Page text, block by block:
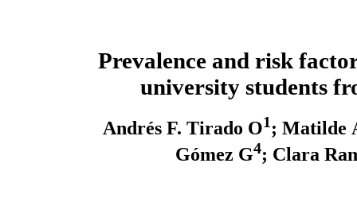
Prevalence and risk
university students
Andrés F. Tirado O1; Matilde
Gómez G4; Clara